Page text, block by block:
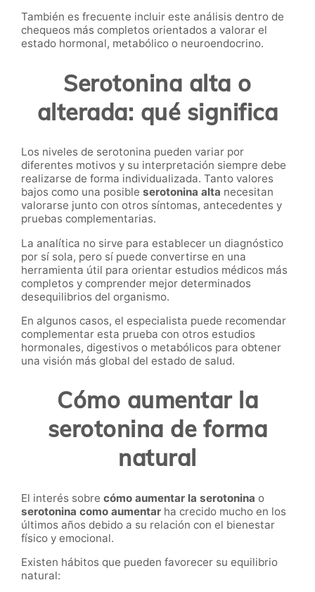
También es frecuente incluir este análisis dentro de
chequeos más completos orientados a valorar el
estado hormonal, metabólico o neuroendocrino.
Serotonina alta o
alterada: qué significa
Los niveles de serotonina pueden variar por
diferentes motivos y su interpretación siempre debe
realizarse de forma individualizada. Tanto valores
bajos como una posible serotonina alta necesitan
valorarse junto con otros síntomas, antecedentes y
pruebas complementarias.
La analítica no sirve para establecer un diagnóstico
por sí sola, pero sí puede convertirse en una
herramienta útil para orientar estudios médicos más
completos y comprender mejor determinados
desequilibrios del organismo.
En algunos casos, el especialista puede recomendar
complementar esta prueba con otros estudios
hormonales, digestivos o metabólicos para obtener
una visión más global del estado de salud.
Cómo aumentar la
serotonina de forma
natural
El interés sobre cómo aumentar la serotonina o
serotonina como aumentar ha crecido mucho en los
últimos años debido a su relación con el bienestar
físico y emocional.
Existen hábitos que pueden favorecer su equilibrio
natural: